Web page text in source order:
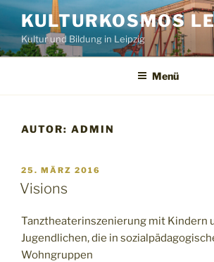
Zum
Inhalt
springen
KULTURKOSMOS
Kultur und Bildung in Leipzig
Menü
AUTOR: ADMIN
VERÖFFENTLICHT
AM
25. MÄRZ 2016
Visions
Tanztheaterinszenierung mit Kindern
Jugendlichen, die in
Wohngruppen